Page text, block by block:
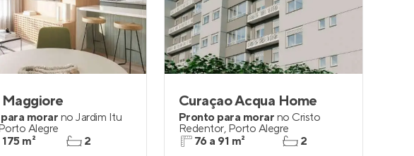
morar no Jardim Itu
Alegre
m²
2
Curaçao Acqua Home
Pronto para morar no Cristo
Redentor, Porto Alegre
76 a 91 m²
2